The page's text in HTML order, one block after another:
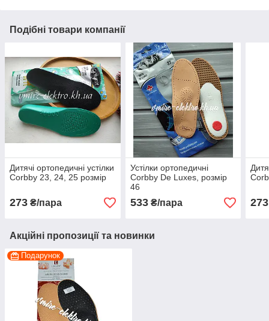
Подібні товари компанії
Дитячі ортопедичні устілки
Corbby 23, 24, 25 розмір
273 ₴/пара
Устілки ортопедичні
Corbby De Luxes, розмір
46
533₴/пара 273
Акційні пропозиції та новинки
Подарунок